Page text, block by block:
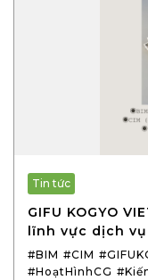
Tin tức
GIFU KOGYO
lĩnh vực dịch
#BIM #CIM
#HoạtHìnhCG